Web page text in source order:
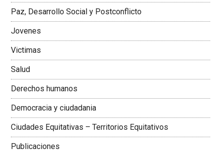
Paz, Desarrollo Social y Postconflicto
Jovenes
Victimas
Salud
Derechos humanos
Democracia y ciudadania
Ciudades Equitativas – Territorios Equitativos
Publicaciones